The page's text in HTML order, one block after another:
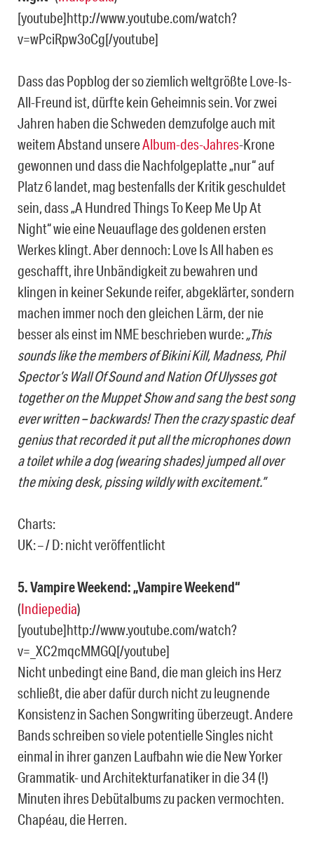
[youtube]http://www.youtube.com/watch?
v=wPciRpw3oCg[/youtube]
Dass das Popblog der so ziemlich weltgrößte Love-Is-
All-Freund ist, dürfte kein Geheimnis sein. Vor zwei
Jahren haben die Schweden demzufolge auch mit
weitem Abstand unsereAlbum-des-Jahres-Krone
gewonnen und dass die Nachfolgeplatte „nur“ auf
Platz 6 landet, mag bestenfalls der Kritik geschuldet
sein, dass „A Hundred Things To Keep Me Up At
Night“ wie eine Neuauflage des goldenen ersten
Werkes klingt. Aber dennoch: Love Is All haben es
geschafft, ihre Unbändigkeit zu bewahren und
klingen in keiner Sekunde reifer, abgeklärter, sondern
machen immer noch den gleichen Lärm, der nie
besser als einst im NME beschrieben wurde:„This
sounds like the members of Bikini Kill, Madness, Phil
Spector’s Wall Of Sound and Nation Of Ulysses got
together on the Muppet Show and sang the best song
ever written – backwards! Then the crazy spastic deaf
genius that recorded it put all the microphones down
a toilet while a dog (wearing shades) jumped all over
the mixing desk, pissing wildly with excitement.”
Charts:
UK: – / D: nicht veröffentlicht
5. Vampire Weekend: „Vampire Weekend“
(Indiepedia)
[youtube]http://www.youtube.com/watch?
v=_XC2mqcMMGQ[/youtube]
Nicht unbedingt eine Band, die man gleich ins Herz
schließt, die aber dafür durch nicht zu leugnende
Konsistenz in Sachen Songwriting überzeugt. Andere
Bands schreiben so viele potentielle Singles nicht
einmal in ihrer ganzen Laufbahn wie die New Yorker
Grammatik- und Architekturfanatiker in die 34 (!)
Minuten ihres Debütalbums zu packen vermochten.
Chapéau, die Herren.